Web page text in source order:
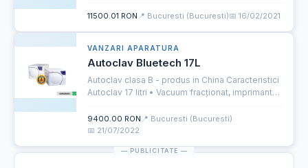
controlul functiilor, datorita tastelor directe si
11500.01 RON 📍 Bucuresti (Bucuresti)📅 16/02/2021
VANZARI APARATURA
Autoclav Bluetech 17L
Autoclav clasa B - produs in China Caracteristici
Autoclav 17 litri • Vacuum fracționat, imprimantă
Greutate: 53 kg• Teste Bowie Dick și Helix •
Dimensiuni i...
9400.00 RON 📍 Bucuresti (Bucuresti)
📅 21/07/2022